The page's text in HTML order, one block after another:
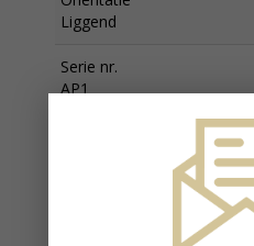
Liggend
Serie nr.
AP1